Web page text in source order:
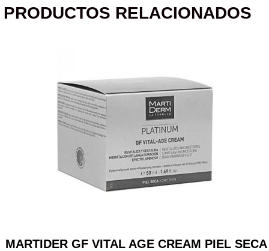
PRODUCTOS RELACIONADOS
MARTIDER GF VITAL AGE CREAM PIEL SECA